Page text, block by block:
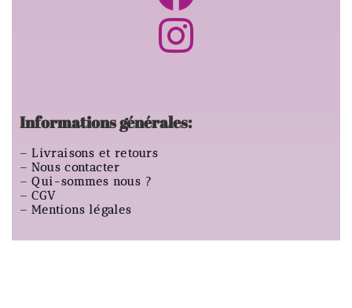
Informations générales:
–Livraisons et retours
–Nous contacter
–Qui-sommes nous ?
–CGV
–Mentions légales